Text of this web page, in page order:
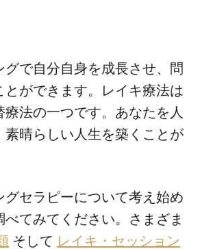
グで自分自身を成長させ、問
とができます。レイキ療法は
法の一つです。あなたを人
素晴らしい人生を築くことが
グセラピーについて考え始め
べてみてください。さまざま
そして レイキ・セッション